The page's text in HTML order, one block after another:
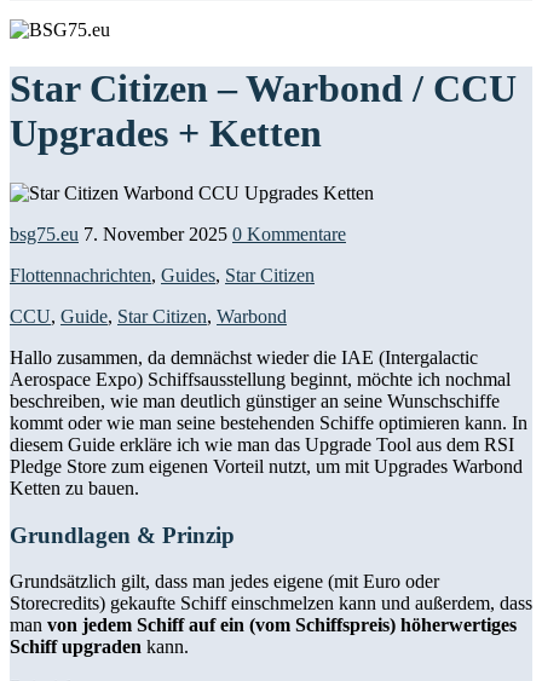
Star Citizen – Warbond / CCU
Upgrades + Ketten
bsg75.eu 7. November 2025 0 Kommentare
Flottennachrichten, Guides, Star Citizen
CCU, Guide, Star Citizen, Warbond
Hallo zusammen, da demnächst wieder die IAE (Intergalactic
Aerospace Expo) Schiffsausstellung beginnt, möchte ich nochmal
beschreiben, wie man deutlich günstiger an seine Wunschschiffe
kommt oder wie man seine bestehenden Schiffe optimieren kann. In
diesem Guide erkläre ich wie man das Upgrade Tool aus dem RSI
Pledge Store zum eigenen Vorteil nutzt, um mit Upgrades Warbond
Ketten zu bauen.
Grundlagen & Prinzip
Grundsätzlich gilt, dass man jedes eigene (mit Euro oder
Storecredits) gekaufte Schiff einschmelzen kann und außerdem, dass
man von jedem Schiff auf ein (vom Schiffspreis) höherwertiges
Schiff upgraden kann.